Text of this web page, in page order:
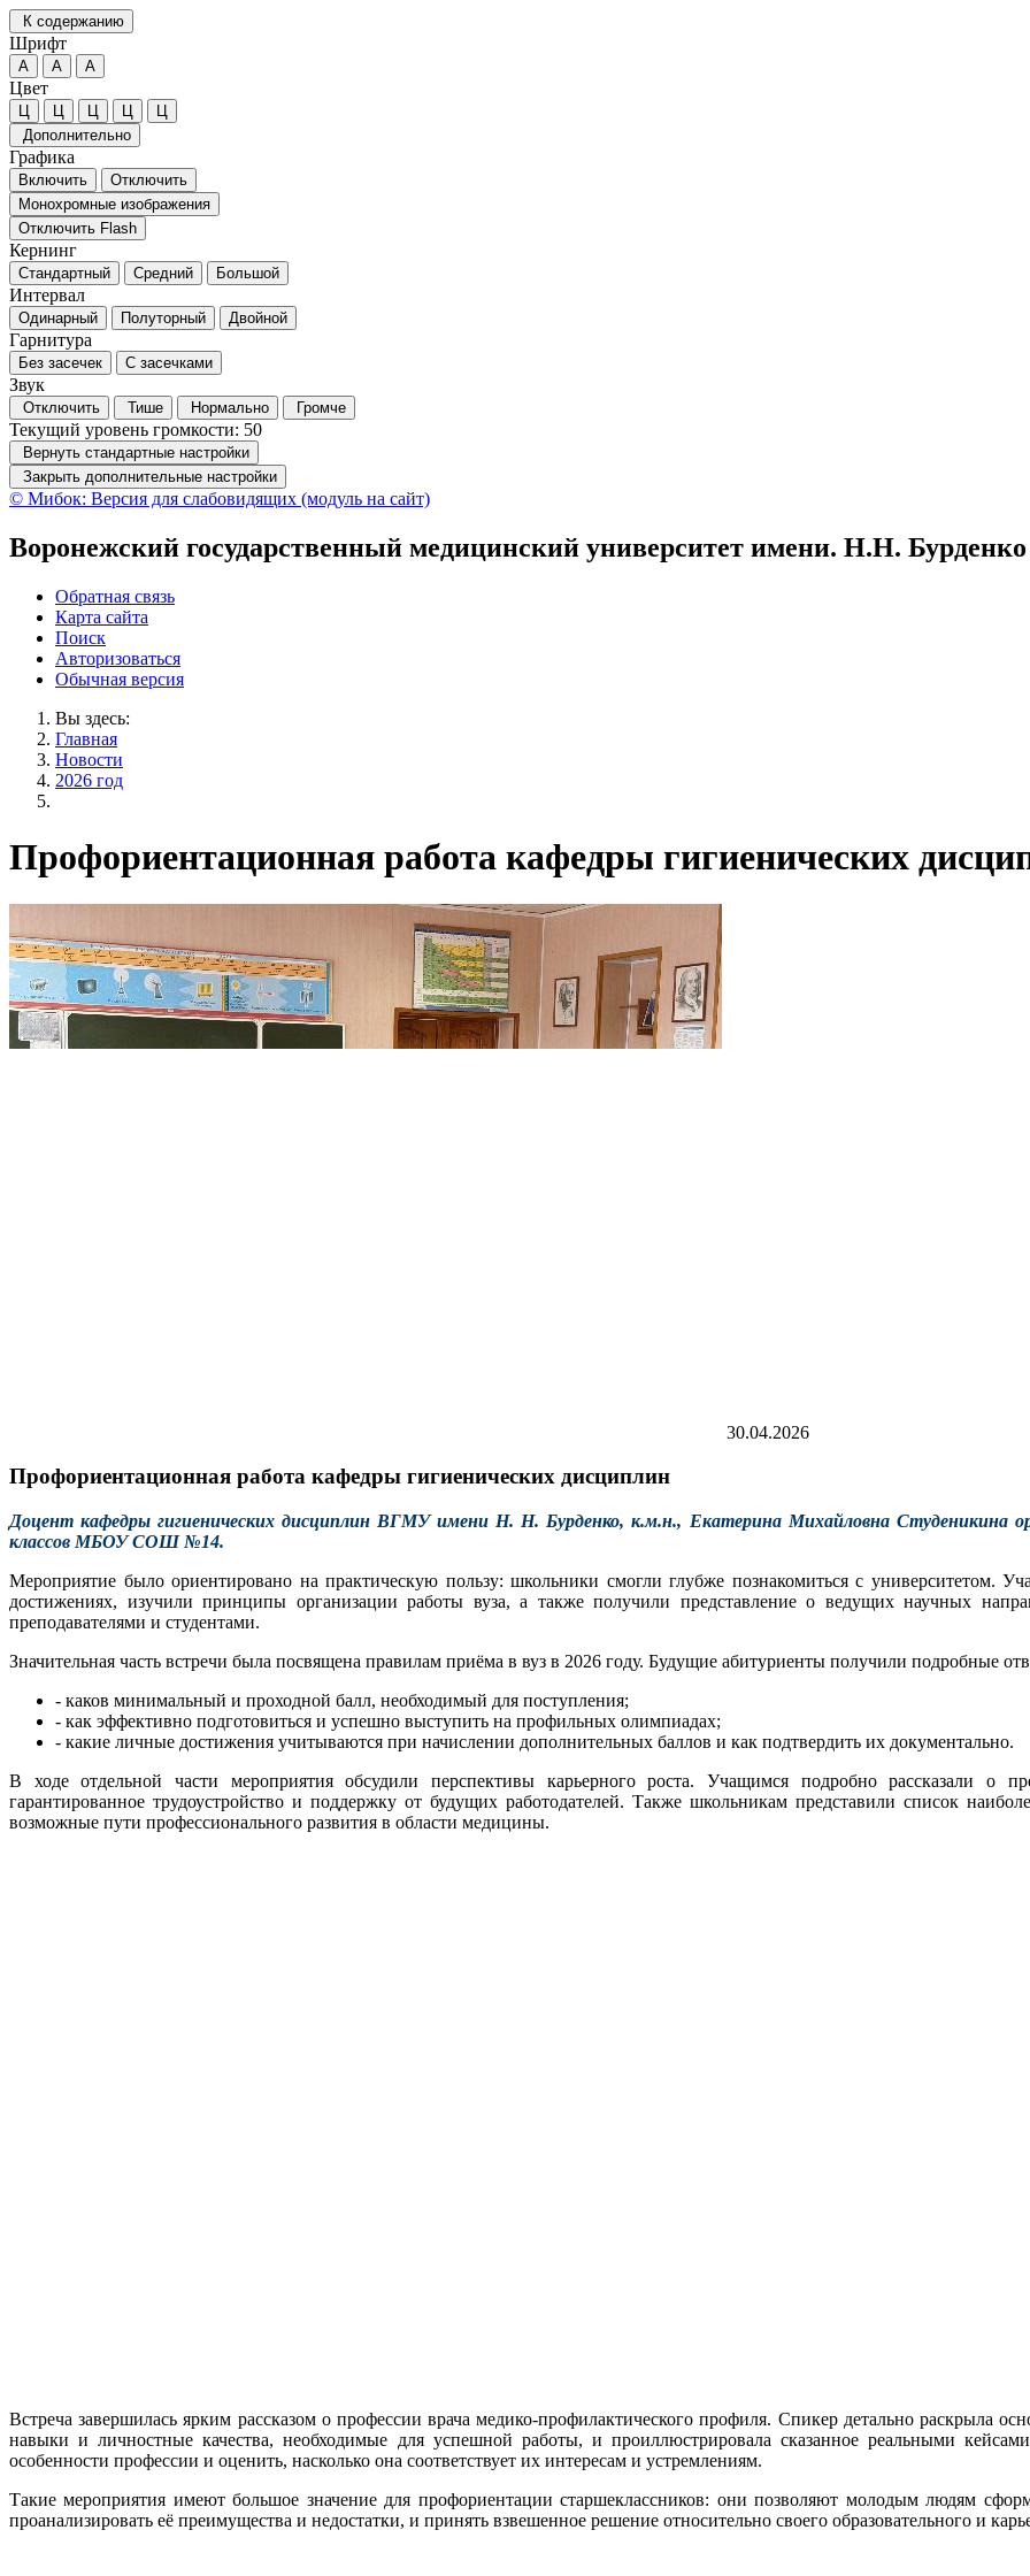
К содержанию
Шрифт
А А А
Цвет
Ц Ц Ц Ц
Ц
Дополнительно
Графика
Включить
Отключить
Монохромные изображения
Отключить Flash
Кернинг
Стандартный Средний Большой
Интервал
Одинарный Полуторный Двойной
Гарнитура
Без засечек С засечками
Звук
Отключить Тише Нормально Громче
Текущий уровень громкости: 50
Вернуть стандартные настройки
Закрыть дополнительные настройки
© Мибок: Версия для слабовидящих (модуль на сайт)
Воронежский государственный медицинский университет имени. Н.Н. Бурденко
Обратная связь
Карта сайта
Поиск
Авторизоваться
Обычная версия
Вы здесь:
Главная
Новости
2026 год
Профориентационная работа кафедры гигиенических
30.04.2026
Профориентационная работа кафедры гигиенических дисциплин
Доцент кафедры гигиенических дисциплин ВГМУ имени Н. Н. Бурденко, к.м.н., Екатерина Михайловна Студеникина
классов МБОУ СОШ №14.
Мероприятие было ориентировано на практическую пользу: школьники смогли глубже познакомиться с университетом.
достижениях, изучили принципы организации работы вуза, а также получили представление о ведущих научных
преподавателями и студентами.
Значительная часть встречи была посвящена правилам приёма в вуз в 2026 году. Будущие абитуриенты получили подробные
- каков минимальный и проходной балл, необходимый для поступления;
- как эффективно подготовиться и успешно выступить на профильных олимпиадах;
- какие личные достижения учитываются при начислении дополнительных баллов и как подтвердить их документально.
В ходе отдельной части мероприятия обсудили перспективы карьерного роста. Учащимся подробно рассказали о
гарантированное трудоустройство и поддержку от будущих работодателей. Также школьникам представили список
возможные пути профессионального развития в области медицины.
Встреча завершилась ярким рассказом о профессии врача медико‑профилактического профиля. Спикер детально раскрыла
навыки и личностные качества, необходимые для успешной работы, и проиллюстрировала сказанное реальными
особенности профессии и оценить, насколько она соответствует их интересам и устремлениям.
Такие мероприятия имеют большое значение для профориентации старшеклассников: они позволяют молодым людям
проанализировать её преимущества и недостатки, и принять взвешенное решение относительно своего образовательного и